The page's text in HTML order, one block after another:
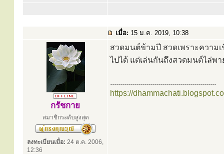
เมื่อ: 15 ม.ค. 2019, 10:38
กรัชกาย
สมาชิกระดับสูงสุด
ลงทะเบียนเมื่อ: 24 ต.ค. 2006,
12:36
สวดมนต์ข้ามปี สวดเพราะความ
ไปได้ แต่เล่นกันถึงสวดมนต์ไล่
.....................................................
https://